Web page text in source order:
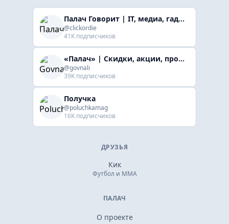
Палач Говорит | IT, медиа, гaджеты, скидки
@clickordie
41K подписчиков
«Палач» | Скидки, акции, промокоды
@govnali
39K подписчиков
Получка
@poluchkamag
16K подписчиков
ДРУЗЬЯ
Кик
Футбол и ММА
ПАЛАЧ
О проекте